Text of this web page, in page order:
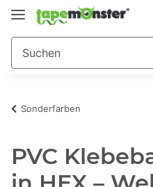
Sonderfarben
PVC